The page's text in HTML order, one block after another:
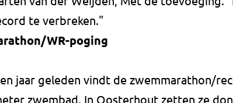
te verbreken."
WR-poging
jaar geleden vindt de zwemmarathon/
zwembad. In Oosterhout zetten ze